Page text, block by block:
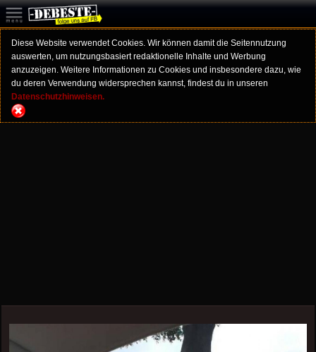
Diese Website verwendet Cookies. Wir können damit die Seitennutzung
auswerten, um nutzungsbasiert redaktionelle Inhalte und Werbung
anzuzeigen. Weitere Informationen zu Cookies und insbesondere dazu, wie
du deren Verwendung widersprechen kannst, findest du in unseren
Datenschutzhinweisen.